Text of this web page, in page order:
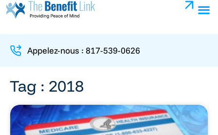
Appelez-nous : 817-539-0626
Tag : 2018